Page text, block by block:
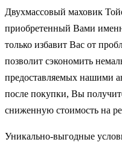
Двухмассовый маховик
приобретенный Вами
только избавит Вас от
позволит сэкономить
предоставляемых нашими
после покупки, Вы
сниженную стоимость на
Уникально-выгодные